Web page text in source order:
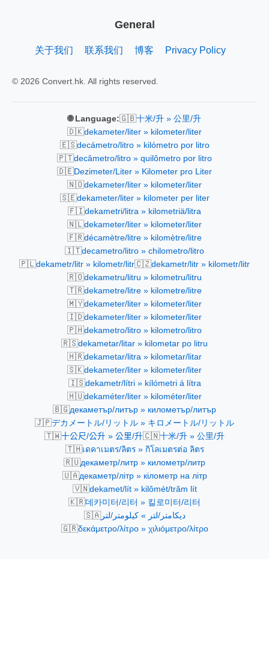
General
关于我们 联系我们 博客 Privacy Policy
© 2026 Convert.hk. All rights reserved.
🌐 Language:🇬🇧十米/升 » 公里/升
🇩🇰dekameter/liter » kilometer/liter
🇪🇸decámetro/litro » kilómetro por litro
🇵🇹decâmetro/litro » quilômetro por litro
🇩🇪Dezimeter/Liter » Kilometer pro Liter
🇳🇴dekameter/liter » kilometer/liter
🇸🇪dekameter/liter » kilometer per liter
🇫🇮dekametri/litra » kilometriä/litra
🇳🇱dekameter/liter » kilometer/liter
🇫🇷décamètre/litre » kilomètre/litre
🇮🇹decametro/litro » chilometro/litro
🇵🇱dekametr/litr » kilometr/litr🇨🇿dekametr/litr » kilometr/litr
🇷🇴dekametru/litru » kilometru/litru
🇹🇷dekametre/litre » kilometre/litre
🇲🇾dekameter/liter » kilometer/liter
🇮🇩dekameter/liter » kilometer/liter
🇵🇭dekametro/litro » kilometro/litro
🇷🇸dekametar/litar » kilometar po litru
🇭🇷dekametar/litra » kilometar/litar
🇸🇰dekameter/liter » kilometer/liter
🇮🇸dekametr/lítri » kílómetri á lítra
🇭🇺dekaméter/liter » kilométer/liter
🇧🇬декаметър/литър » километър/литър
🇯🇵デカメートル/リットル » キロメートル/リットル
🇹🇼十公尺/公升 » 公里/升🇨🇳十米/升 » 公里/升
🇹🇭เดคาเมตร/ลิตร » กิโลเมตรต่อ ลิตร
🇷🇺декаметр/литр » километр/литр
🇺🇦декаметр/літр » кілометр на літр
🇻🇳dekamet/lít » kilômét/trăm lít
🇰🇷데카미터/리터 » 킬로미터/리터
🇸🇦ديكامتر/لتر » كيلومتر/لتر
🇬🇷δεκάμετρο/λίτρο » χιλιόμετρο/λίτρο